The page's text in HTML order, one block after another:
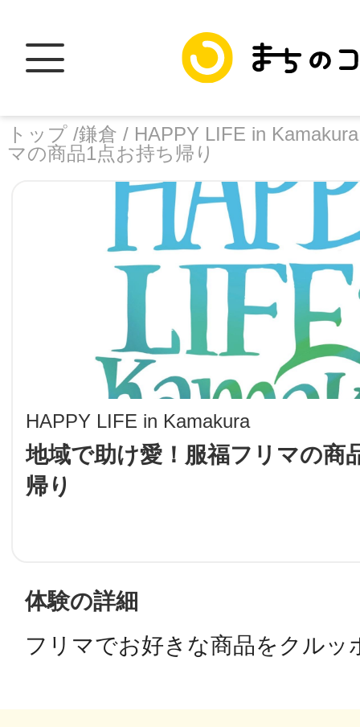
トップ /鎌倉 / HAPPY LIFE in
マの商品1点お持ち帰り
HAPPY LIFE in Kamakura
地域で助け愛！服福フリマの商
帰り
facebook
LINE
体験の詳細
フリマでお好きな商品をクルッ
トップ
加盟スポットに
地域に導入を